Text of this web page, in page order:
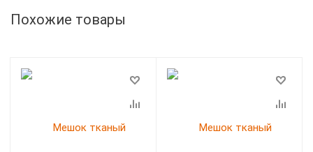
Похожие товары